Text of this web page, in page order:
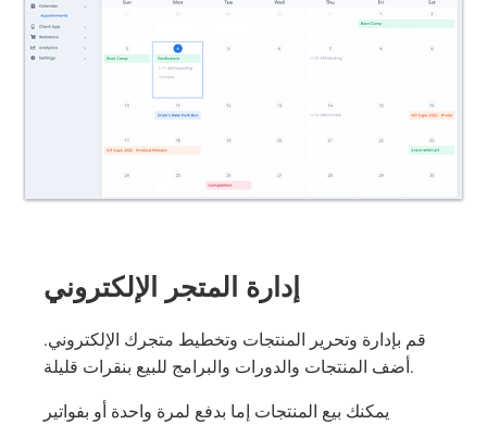
إدارة المتجر الإلكتروني
قم بإدارة وتحرير المنتجات وتخطيط متجرك الإلكتروني.
أضف المنتجات والدورات والبرامج للبيع بنقرات قليلة.
يمكنك بيع المنتجات إما بدفع لمرة واحدة أو بفواتير